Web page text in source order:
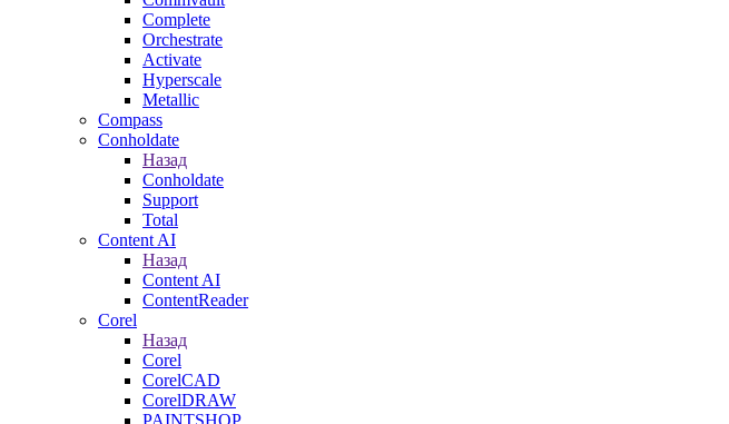
Complete
Orchestrate
Activate
Hyperscale
Metallic
Compass
Conholdate
Назад
Conholdate
Support
Total
Content AI
Назад
Content AI
ContentReader
Corel
Назад
Corel
CorelCAD
CorelDRAW
PAINTSHOP